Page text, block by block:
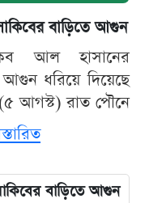
বাড়িতে আগুন
আল হাসানের
ধরিয়ে দিয়েছে
(৫ আগস্ট) রাত পৌনে
বাড়িতে আগুন